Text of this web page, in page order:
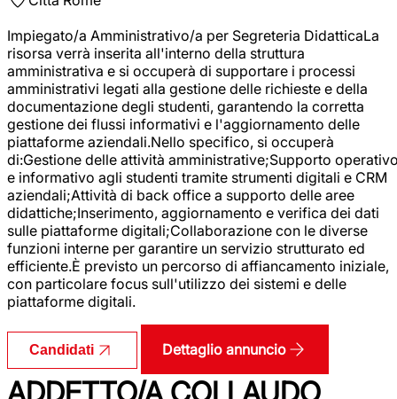
Impiegato/a Amministrativo/a per Segreteria DidatticaLa
risorsa verrà inserita all'interno della struttura
amministrativa e si occuperà di supportare i processi
amministrativi legati alla gestione delle richieste e della
documentazione degli studenti, garantendo la corretta
gestione dei flussi informativi e l'aggiornamento delle
piattaforme aziendali.Nello specifico, si occuperà
di:Gestione delle attività amministrative;Supporto
e informativo agli studenti tramite strumenti digitali e CRM
aziendali;Attività di back office a supporto delle aree
didattiche;Inserimento, aggiornamento e verifica dei dati
sulle piattaforme digitali;Collaborazione con le diverse
funzioni interne per garantire un servizio strutturato ed
efficiente.È previsto un percorso di affiancamento iniziale,
con particolare focus sull'utilizzo dei sistemi e delle
piattaforme digitali.
Candidati Dettaglio annuncio
ADDETTO/A COLLAUDO